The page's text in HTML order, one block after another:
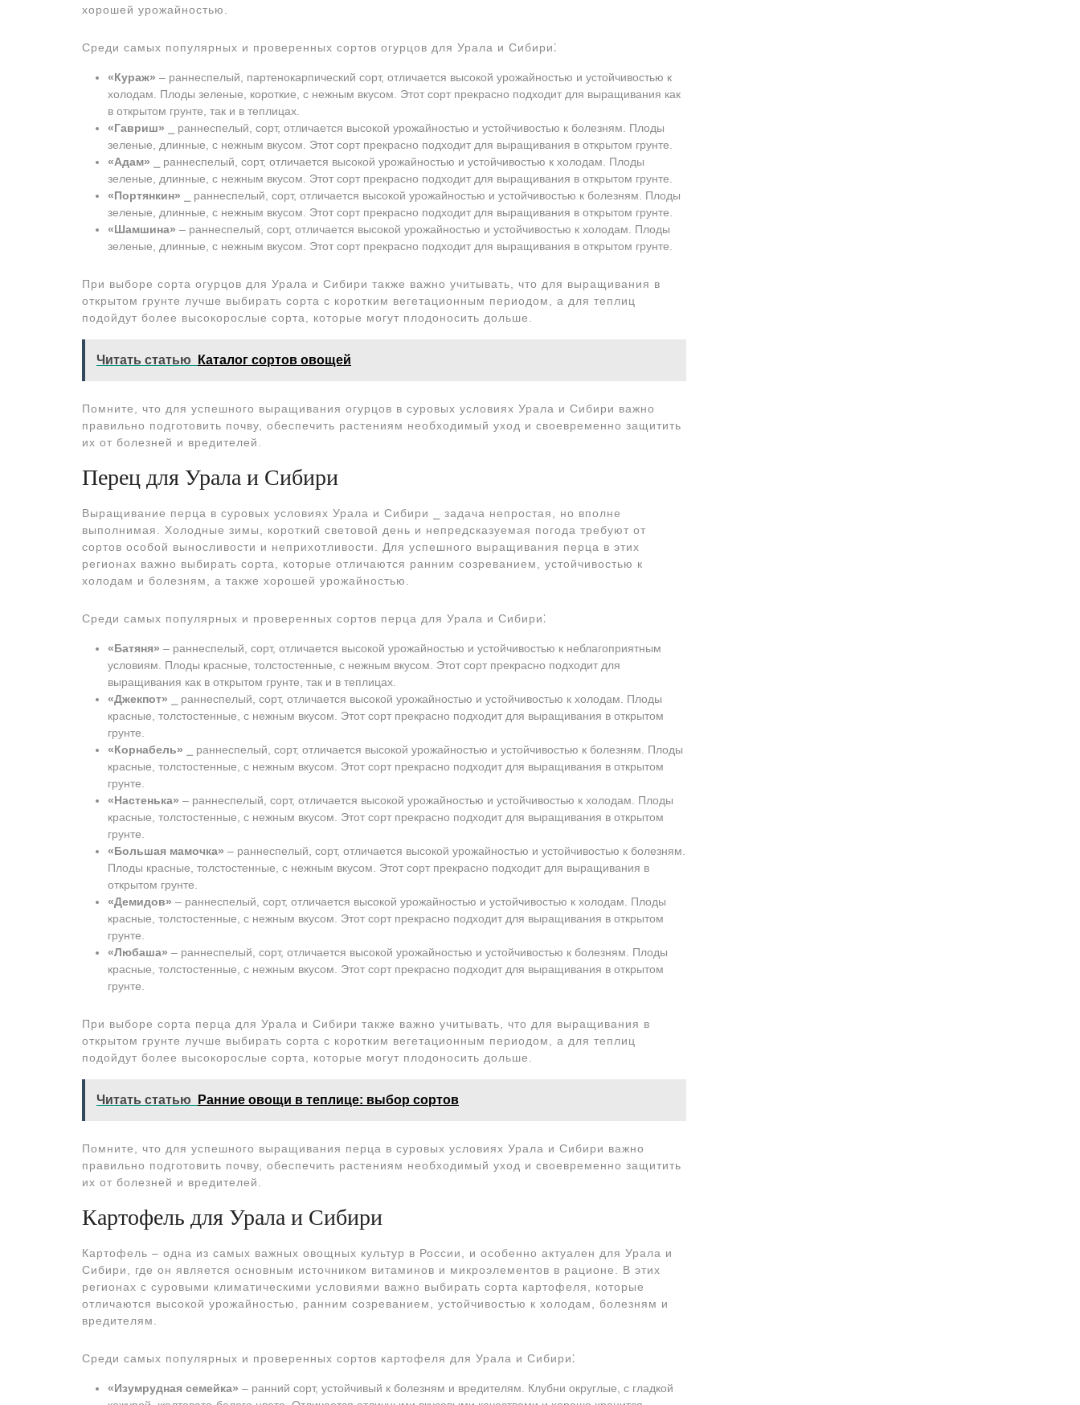
хорошей урожайностью.
Среди самых популярных и проверенных сортов огурцов для Урала и Сибири⁚
«Кураж» ‒ раннеспелый, партенокарпический сорт, отличается высокой урожайностью и устойчивостью к
холодам. Плоды зеленые, короткие, с нежным вкусом. Этот сорт прекрасно подходит для выращивания как
в открытом грунте, так и в теплицах.
«Гавриш» ⎯ раннеспелый, сорт, отличается высокой урожайностью и устойчивостью к болезням. Плоды
зеленые, длинные, с нежным вкусом. Этот сорт прекрасно подходит для выращивания в открытом грунте.
«Адам» ⎯ раннеспелый, сорт, отличается высокой урожайностью и устойчивостью к холодам. Плоды
зеленые, длинные, с нежным вкусом. Этот сорт прекрасно подходит для выращивания в открытом грунте.
«Портянкин» ⎯ раннеспелый, сорт, отличается высокой урожайностью и устойчивостью к болезням. Плоды
зеленые, длинные, с нежным вкусом. Этот сорт прекрасно подходит для выращивания в открытом грунте.
«Шамшина» ‒ раннеспелый, сорт, отличается высокой урожайностью и устойчивостью к холодам. Плоды
зеленые, длинные, с нежным вкусом. Этот сорт прекрасно подходит для выращивания в открытом грунте.
При выборе сорта огурцов для Урала и Сибири также важно учитывать, что для выращивания в
открытом грунте лучше выбирать сорта с коротким вегетационным периодом, а для теплиц
подойдут более высокорослые сорта, которые могут плодоносить дольше.
Читать статью Каталог сортов овощей
Помните, что для успешного выращивания огурцов в суровых условиях Урала и Сибири важно
правильно подготовить почву, обеспечить растениям необходимый уход и своевременно защитить
их от болезней и вредителей.
Перец для Урала и Сибири
Выращивание перца в суровых условиях Урала и Сибири ⎯ задача непростая, но вполне
выполнимая. Холодные зимы, короткий световой день и непредсказуемая погода требуют от
сортов особой выносливости и неприхотливости. Для успешного выращивания перца в этих
регионах важно выбирать сорта, которые отличаются ранним созреванием, устойчивостью к
холодам и болезням, а также хорошей урожайностью.
Среди самых популярных и проверенных сортов перца для Урала и Сибири⁚
«Батяня» ‒ раннеспелый, сорт, отличается высокой урожайностью и устойчивостью к неблагоприятным
условиям. Плоды красные, толстостенные, с нежным вкусом. Этот сорт прекрасно подходит для
выращивания как в открытом грунте, так и в теплицах.
«Джекпот» ⎯ раннеспелый, сорт, отличается высокой урожайностью и устойчивостью к холодам. Плоды
красные, толстостенные, с нежным вкусом. Этот сорт прекрасно подходит для выращивания в открытом
грунте.
«Корнабель» ⎯ раннеспелый, сорт, отличается высокой урожайностью и устойчивостью к болезням. Плоды
красные, толстостенные, с нежным вкусом. Этот сорт прекрасно подходит для выращивания в открытом
грунте.
«Настенька» ‒ раннеспелый, сорт, отличается высокой урожайностью и устойчивостью к холодам. Плоды
красные, толстостенные, с нежным вкусом. Этот сорт прекрасно подходит для выращивания в открытом
грунте.
«Большая мамочка» ‒ раннеспелый, сорт, отличается высокой урожайностью и устойчивостью к болезням.
Плоды красные, толстостенные, с нежным вкусом. Этот сорт прекрасно подходит для выращивания в
открытом грунте.
«Демидов» ‒ раннеспелый, сорт, отличается высокой урожайностью и устойчивостью к холодам. Плоды
красные, толстостенные, с нежным вкусом. Этот сорт прекрасно подходит для выращивания в открытом
грунте.
«Любаша» ‒ раннеспелый, сорт, отличается высокой урожайностью и устойчивостью к болезням. Плоды
красные, толстостенные, с нежным вкусом. Этот сорт прекрасно подходит для выращивания в открытом
грунте.
При выборе сорта перца для Урала и Сибири также важно учитывать, что для выращивания в
открытом грунте лучше выбирать сорта с коротким вегетационным периодом, а для теплиц
подойдут более высокорослые сорта, которые могут плодоносить дольше.
Читать статью Ранние овощи в теплице: выбор сортов
Помните, что для успешного выращивания перца в суровых условиях Урала и Сибири важно
правильно подготовить почву, обеспечить растениям необходимый уход и своевременно защитить
их от болезней и вредителей.
Картофель для Урала и Сибири
Картофель – одна из самых важных овощных культур в России, и особенно актуален для Урала и
Сибири, где он является основным источником витаминов и микроэлементов в рационе. В этих
регионах с суровыми климатическими условиями важно выбирать сорта картофеля, которые
отличаются высокой урожайностью, ранним созреванием, устойчивостью к холодам, болезням и
вредителям.
Среди самых популярных и проверенных сортов картофеля для Урала и Сибири⁚
«Изумрудная семейка» ‒ ранний сорт, устойчивый к болезням и вредителям. Клубни округлые, с гладкой